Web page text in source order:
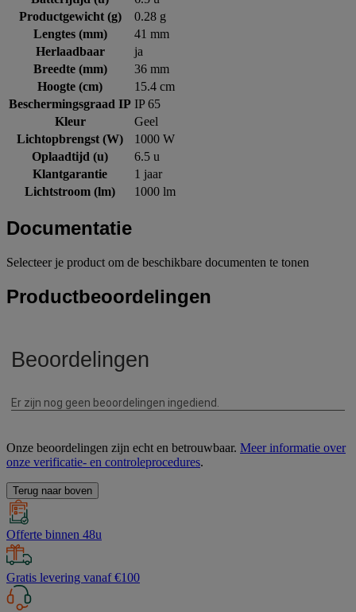
Productgewicht (g)
0.28 g
Lengtes (mm)
41 mm
Herlaadbaar
ja
Breedte (mm)
36 mm
Hoogte (cm)
15.4 cm
Beschermingsgraad IP IP 65
Kleur
Geel
Lichtopbrengst (W)
1000 W
Oplaadtijd (u)
6.5 u
Klantgarantie
1 jaar
Lichtstroom (lm)
1000 lm
Documentatie
Selecteer je product om de beschikbare documenten te tonen
Productbeoordelingen
Onze beoordelingen zijn echt en betrouwbaar. Meer informatie over
onze verificatie- en controleprocedures.
Terug naar boven
Offerte binnen 48u
Gratis levering vanaf €100